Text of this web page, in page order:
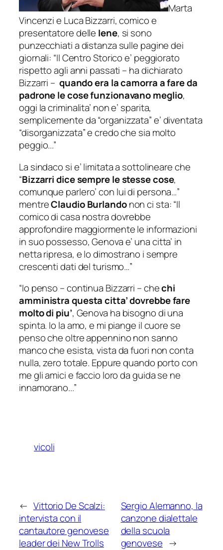
Marta
Vincenzi e Luca Bizzarri, comico e
presentatore delle Iene, si sono
punzecchiati a distanza sulle pagine dei
giornali: “Il Centro Storico e’ peggiorato
rispetto agli anni passati – ha dichiarato
Bizzarri – quando era la camorra a fare da
padrone le cose funzionavano meglio,
oggi la criminalita’ non e’ sparita,
semplicemente da “organizzata” e’ diventata
“disorganizzata” e credo che sia molto
peggio...”
La sindaco si e’ limitata a sottolineare che
“Bizzarri dice sempre le stesse cose,
comunque parlero’ con lui di persona…”
mentreClaudio Burlandonon ci sta: “Il
comico di casa nostra dovrebbe
approfondire maggiormente le informazioni
in suo possesso, Genova e’ una citta’ in
netta ripresa, e lo dimostrano i sempre
crescenti dati del turismo…”
“Io penso – continua Bizzarri –chechi
amministra questa citta’ dovrebbe fare
molto di piu’, Genova ha bisogno di una
spinta. Io la amo, e mi piange il cuore se
penso che oltre appennino non sanno
manco che esista, vista da fuori non conta
nulla, zero totale. Eppure quando porto con
me gli amici e faccio loro da guida se ne
innamorano...”
vicoli
← Vittorio De Scalzi:
intervista con il
cantautore genovese
leader dei New Trolls
Sergio Alemanno, la
canzone dialettale
della scuola
genovese →